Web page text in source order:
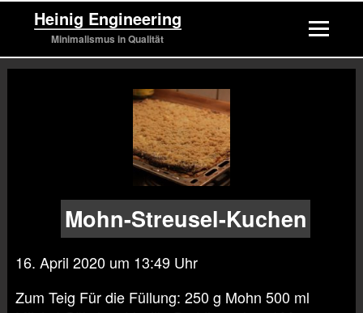
Heinig Engineering
Minimalismus in Qualität
Mohn-Streusel-Kuchen
16. April 2020 um 13:49 Uhr
Zum Teig Für die Füllung: 250 g Mohn 500 ml